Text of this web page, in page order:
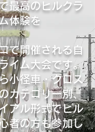
最高のヒルクラ
体験を
で開催される自
イム大会です。
小径車・クロス
カテゴリー別、
アル形式でヒル
者の方も参加し